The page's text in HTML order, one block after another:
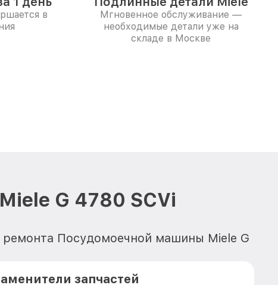
в
Мгновенное обслуживание —
необходимые детали уже на
складе в Москве
G 4780 SCVi
Посудомоечной машины Miele G
запчастей